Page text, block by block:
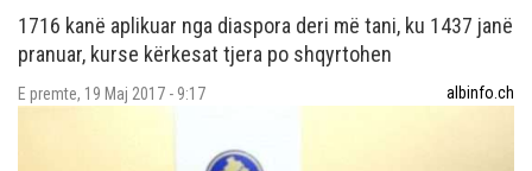
1716 kanë aplikuar nga diaspora deri më tani, ku 1437 janë
pranuar, kurse kërkesat tjera po shqyrtohen
E premte, 19 Maj 2017 - 9:17 albinfo.ch